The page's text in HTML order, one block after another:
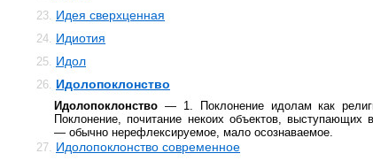
23. Идея сверхценная
24. Идиотия
25. Идол
26. Идолопоклонство
Идолопоклонство — 1. Поклонение идолам как
Поклонение, почитание некоих объектов, выступающих
— обычно нерефлексируемое, мало осознаваемое.
27. Идолопоклонство современное